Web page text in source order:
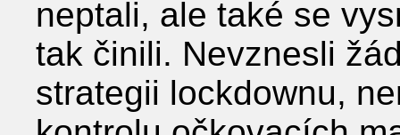
neptali, ale také se
tak činili. Nevznesli
strategii lockdownu,